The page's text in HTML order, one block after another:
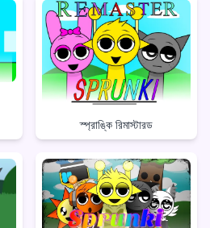
স্প্রাঙ্কি রিমাস্টারড